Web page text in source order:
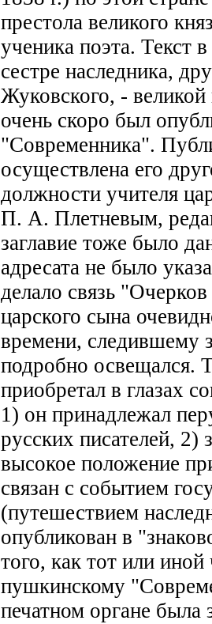
престола великого
ученика поэта. Текст
сестре наследника,
Жуковского, -
очень скоро был
"Современника".
осуществлена его
должности учителя
П. А. Плетневым,
заглавие тоже было
адресата не было
делало связь
царского сына
времени, следившему
подробно освещался.
приобретал в глазах
1) он принадлежал
русских писателей, 2)
высокое положение
связан с событием
(путешествием
опубликован в
того, как тот или иной
пушкинскому
печатном органе была